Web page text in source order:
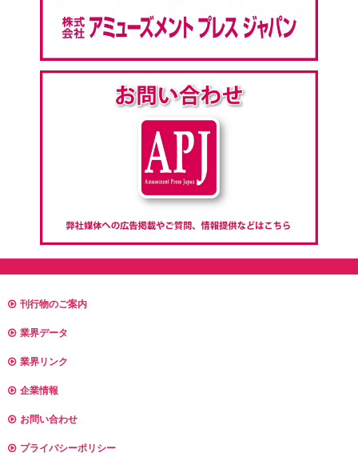
刊行物のご案内
業界データ
業界リンク
企業情報
お問い合わせ
プライバシーポリシー